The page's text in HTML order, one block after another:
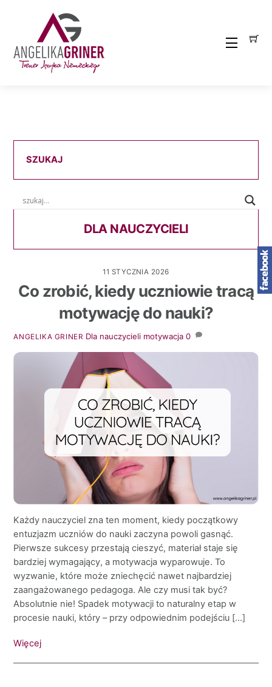
Menu
SZUKAJ
DLA NAUCZYCIELI
11 STYCZNIA 2026
Co zrobić, kiedy uczniowie tracą
motywację do nauki?
ANGELIKA GRINER Dla nauczycieli motywacja 0
Każdy nauczyciel zna ten moment, kiedy początkowy
entuzjazm uczniów do nauki zaczyna powoli gasnąć.
Pierwsze sukcesy przestają cieszyć, materiał staje się
bardziej wymagający, a motywacja wyparowuje. To
wyzwanie, które może zniechęcić nawet najbardziej
zaangażowanego pedagoga. Ale czy musi tak być?
Absolutnie nie! Spadek motywacji to naturalny etap w
procesie nauki, który – przy odpowiednim podejściu […]
Więcej